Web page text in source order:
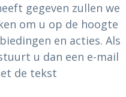
gegeven zullen we
om u op de hoogte
en acties. Als
u dan een e-mail
de tekst